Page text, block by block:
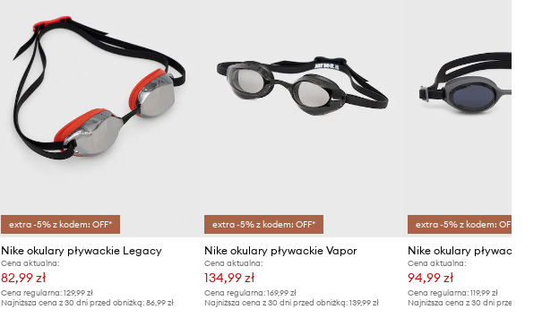
extra -5% z kodem: OFF*
Nike okulary pływackie Legacy
Cena aktualna:
82,99 zł
Cena regularna: 129,99 zł
Najniższa cena z 30 dni przed obniżką: 86,99 zł
extra -5% z kodem: OFF*
Nike okulary pływackie Vapor
Cena aktualna:
134,99 zł
Cena regularna:169,99 zł
Najniższa cena z 30 dni przed obniżką:139,99 zł
extra -5% z kodem: OFF*
Nike okulary pływackie
Cena aktualna:
94,99 zł
Cena regularna: 119,99 zł
Najniższa cena z 30 dni przed obniżką: